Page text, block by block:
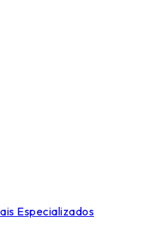
Especializados